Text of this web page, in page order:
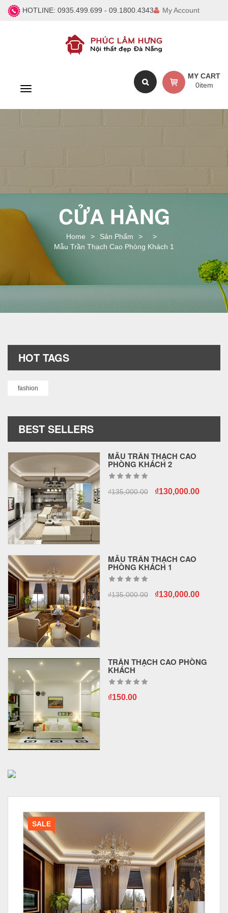
HOTLINE: 0935.499.699 - 09.1800.4343 My Account
T
g
g
MY CART
0item
CỬA HÀNG
Home > Sản Phẩm >
>
Mẫu Trần Thạch Cao Phòng Khách 1
HOT TAGS
fashion
BEST SELLERS
MẪU TRẦN THẠCH CAO
PHÒNG KHÁCH 2
₫135,000.00 ₫130,000.00
MẪU TRẦN THẠCH CAO
PHÒNG KHÁCH 1
₫135,000.00 ₫130,000.00
TRẦN THẠCH CAO PHÒNG
KHÁCH
₫150.00
SALE